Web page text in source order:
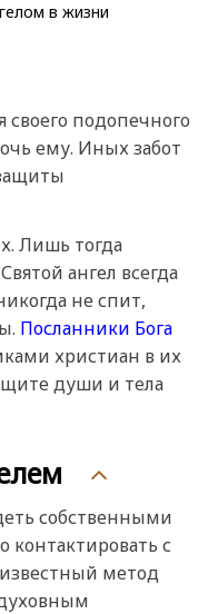
в жизни
подопечного
ему. Иных забот
Лишь тогда
ангел всегда
не спит,
Посланники Бога
христиан в их
души и тела
собственными
контактировать с
метод